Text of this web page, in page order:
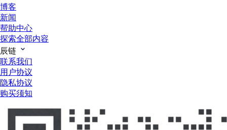
博客
新闻
帮助中心
探索全部内容
辰链
联系我们
用户协议
隐私协议
购买须知